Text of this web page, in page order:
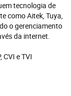
tecnologia de
como Aitek, Tuya,
o gerenciamento
da internet.
CVI e TVI